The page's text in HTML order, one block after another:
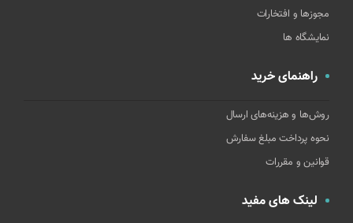
مجوزها و افتخارات
نمایشگاه ها
راهنمای خرید
روش‌ها و هزینه‌های ارسال
نحوه پرداخت مبلغ سفارش
قوانین و مقررات
لینک های مفید